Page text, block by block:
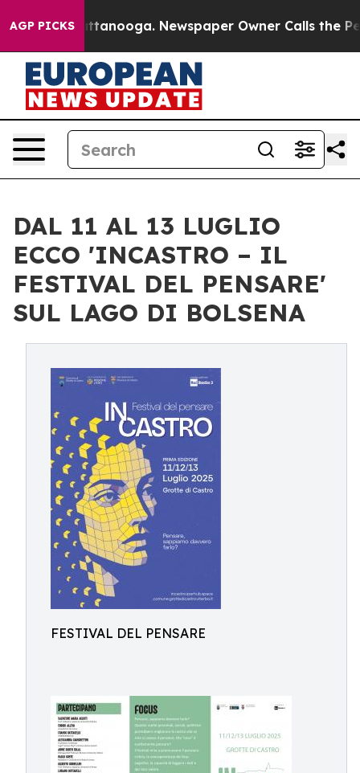
AGP PICKS
in Chattanooga. Newspaper Owner Calls the
DAL 11 AL 13 LUGLIO
ECCO 'INCASTRO – IL
FESTIVAL DEL PENSARE'
SUL LAGO DI BOLSENA
FESTIVAL DEL PENSARE